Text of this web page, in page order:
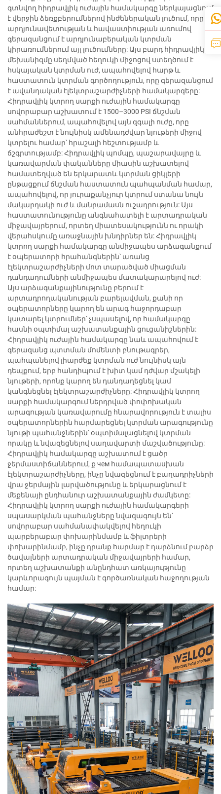
գտնվող հիդրավլիկ ուժային համակարգը ներկայացնում
է վերջին ձեռքբերումներով ինժեներական լուծում, որը
արդյունավետության և հավաստիության առումով
գերազանցում է արդյունաբերական կտրման
կիրառումներում այլ լուծումները: Այս բարդ հիդրավլիկ
մեխանիզմը սեղմված հեղուկի միջոցով ստեղծում է
հսկայական կտրման ուժ, ապահովելով հարթ և
հաստատուն կտրման գործողություն, որը գերազանցում
է ավանդական էլեկտրաշարժիչների համակարգերը:
Հիդրավլիկ կտրող սարքի ուժային համակարգը
սովորաբար աշխատում է 1500–3000 PSI ճնշման
սահմաններում, ապահովելով այն զգալի ուժը, որը
անհրաժեշտ է նույնիսկ ամենադժվար նյութերի միջով
կտրելու համար՝ հրաշալի հեշտությամբ և
ճշգրտությամբ: Հիդրավլիկ պոմպը, պաշարավայրը և
կառավարման փականները միասին աշխատելով
համատեղված են երկարատև կտրման ցիկլերի
ընթացքում ճնշման հաստատուն պահպանման համար,
ապահովելով, որ յուրաքանչյուր կտրում ստանա նույն
մակարդակի ուժ և մանրամասն ուշադրություն: Այս
հաստատունությունը անգնահատելի է արտադրական
միջավայրերում, որտեղ միատեսակությունն ու որակի
վերահսկումը առաջնային խնդիրներ են: Հիդրավլիկ
կտրող սարքի համակարգը անմիջապես արձագանքում
է օպերատորի հրահանգներին՝ առանց
էլեկտրաշարժիչների մոտ տարածված միացման
դանդաղումների անմիջապես մատակարարելով ուժ:
Այս արձագանքայինությունը բերում է
արտադրողականության բարելավման, քանի որ
օպերատորները կարող են արագ հաջորդաբար
կատարել կտրումներ՝ չսպասելով, որ համակարգը
հասնի օպտիմալ աշխատանքային ցուցանիշներին:
Հիդրավլիկ ուժային համակարգը նաև ապահովում է
գերազանց պտտման մոմենտի բնութագրեր,
պահպանելով լիարժեք կտրման ուժ նույնիսկ այն
դեպքում, երբ հանդիպում է խիտ կամ դժվար մշակելի
նյութերի, որոնք կարող են դանդաղեցնել կամ
կանգնեցնել էլեկտրաշարժիչները: Հիդրավլիկ կտրող
սարքի համակարգում ներդրված փոփոխական
արագության կառավարումը հնարավորություն է տալիս
օպերատորներին հարմարեցնել կտրման արագությունը
նյութի պահանջներին՝ օպտիմալացնելով կտրման
որակը և նվազեցնելով սաղավարտի մաշվածությունը:
Հիդրավլիկ համակարգը աշխատում է ցածր
ջերմաստիճաններում, ք чем համապատասխան
էլեկտրաշարժիչները, ինչը նվազեցնում է բաղադրիչների
վրա ջերմային լարվածությունը և երկարացնում է
մեքենայի ընդհանուր աշխատանքային ժամկետը:
Հիդրավլիկ կտրող սարքի ուժային համակարգերի
սպասարկման պահանջները նվազագույն են՝
սովորաբար սահմանափակվելով հեղուկի
պարբերաբար փոխարինմամբ և ֆիլտրերի
փոխարինմամբ, ինչը դրանք հարմար է դարձնում բարձր
ծավալների արտադրական միջավայրերի համար,
որտեղ աշխատանքի անընդհատ առկայությունը
կարևորագույն պայման է գործառնական հաջողության
համար: